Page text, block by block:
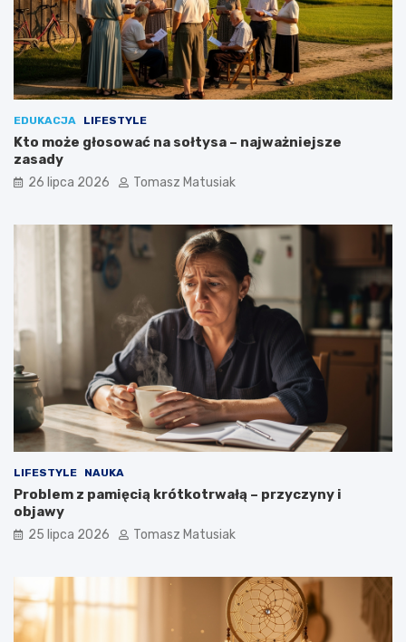
e
?
EDUKACJA LIFESTYLE
Kto może głosować na sołtysa – najważniejsze
zasady
26 lipca 2026 Tomasz Matusiak
LIFESTYLE NAUKA
Problem z pamięcią krótkotrwałą – przyczyny i
objawy
25 lipca 2026 Tomasz Matusiak